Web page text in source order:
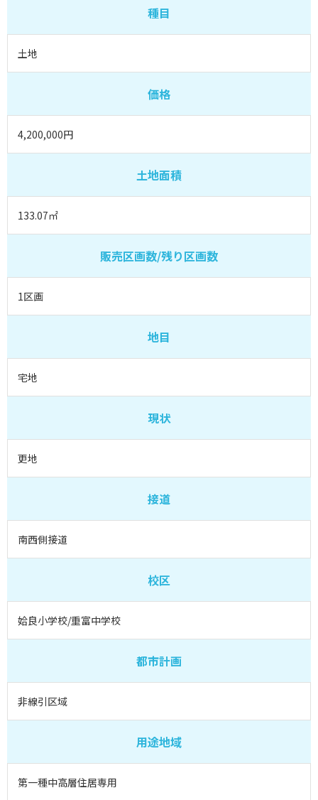
種目
土地
価格
4,200,000円
土地面積
133.07㎡
販売区画数/残り区画数
1区画
地目
宅地
現状
更地
接道
南西側接道
校区
姶良小学校/重富中学校
都市計画
非線引区域
用途地域
第一種中高層住居専用